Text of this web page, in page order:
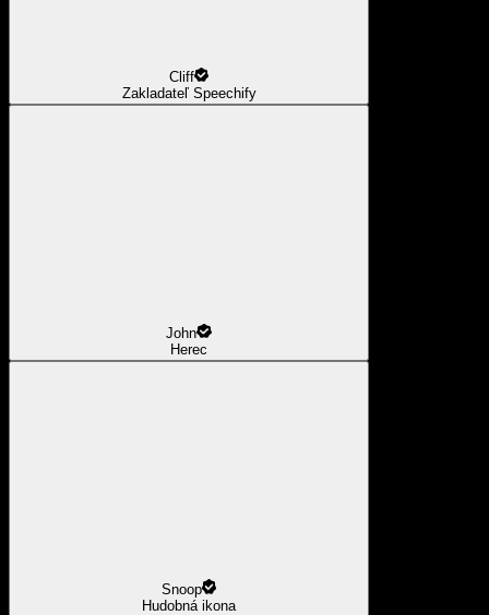
Cliff
Zakladateľ Speechify
John
Herec
Snoop
Hudobná ikona